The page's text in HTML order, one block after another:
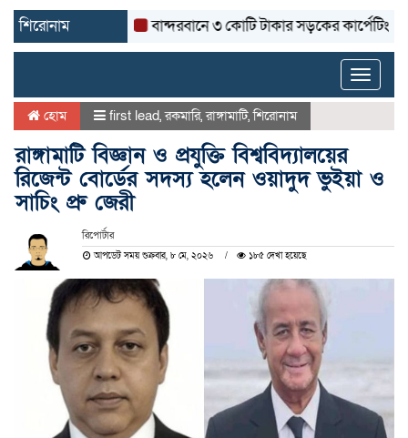
শিরোনাম বান্দরবানে ৩ কোটি টাকার সড়কের কার্পেটিং উঠে
Toggle
হোম first lead,রকমারি,রাঙ্গামাটি,শিরোনাম
রাঙ্গামাটি বিজ্ঞান ও প্রযুক্তি বিশ্ববিদ্যালয়ের
রিজেন্ট বোর্ডের সদস্য হলেন ওয়াদুদ ভুইয়া ও
সাচিং প্রু জেরী
রিপোর্টার
আপডেট সময় শুক্রবার, ৮ মে, ২০২৬ ১৮৫ দেখা হয়েছে